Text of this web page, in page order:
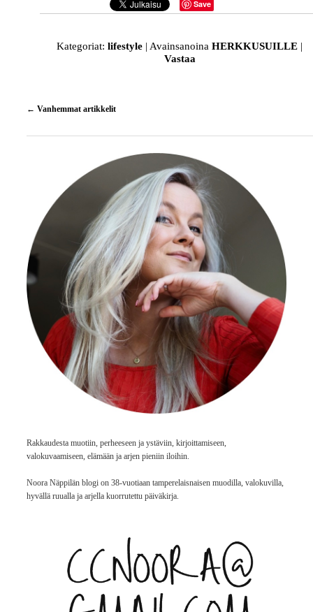
Save
Kategoriat: lifestyle |Avainsanoina HERKKUSUILLE |
Vastaa
Artikkelien
← Vanhemmat artikkelit
Rakkaudesta muotiin, perheeseen ja ystäviin, kirjoittamiseen,
valokuvaamiseen, elämään ja arjen pieniin iloihin.
Noora Näppilän blogi on 38-vuotiaan tamperelaisnaisen muodilla, valokuvilla,
hyvällä ruualla ja arjella kuorrutettu päiväkirja.